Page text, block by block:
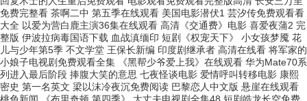
免费完整看 茶啊二中 第五季在线观看 美国电影潜伏1 芸汐传免费观看看
大全 以爱为营白鹿主演36集在线观看 高清《交通费》电影 喜爱夜蒲2 完
整版 伊波拉病毒国语下载 血战滇缅印 短剧《权宠天下》 小女孩梦魇 花
儿与少年第5季 不文学堂 王保长新编 印度剧继承者 高清在线看 将军家的
小娘子电视剧免费观看全集 《黑帮少爷爱上我》在线观看 华为Mate70系
列进入最后阶段 捧腹大笑的意思 七夜怪谈电影 爱情呼叫转移电影 康熙
密史 第一名英文 梁以沫冷夜沉免费阅读 巴黎恋人中文版 悬崖在线观看